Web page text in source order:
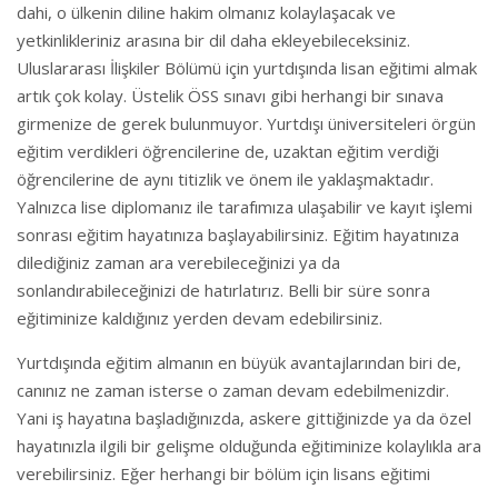
dahi, o ülkenin diline hakim olmanız kolaylaşacak ve
yetkinlikleriniz arasına bir dil daha ekleyebileceksiniz.
Uluslararası İlişkiler Bölümü için yurtdışında lisan eğitimi almak
artık çok kolay. Üstelik ÖSS sınavı gibi herhangi bir sınava
girmenize de gerek bulunmuyor. Yurtdışı üniversiteleri örgün
eğitim verdikleri öğrencilerine de, uzaktan eğitim verdiği
öğrencilerine de aynı titizlik ve önem ile yaklaşmaktadır.
Yalnızca lise diplomanız ile tarafımıza ulaşabilir ve kayıt işlemi
sonrası eğitim hayatınıza başlayabilirsiniz. Eğitim hayatınıza
dilediğiniz zaman ara verebileceğinizi ya da
sonlandırabileceğinizi de hatırlatırız. Belli bir süre sonra
eğitiminize kaldığınız yerden devam edebilirsiniz.
Yurtdışında eğitim almanın en büyük avantajlarından biri de,
canınız ne zaman isterse o zaman devam edebilmenizdir.
Yani iş hayatına başladığınızda, askere gittiğinizde ya da özel
hayatınızla ilgili bir gelişme olduğunda eğitiminize kolaylıkla ara
verebilirsiniz. Eğer herhangi bir bölüm için lisans eğitimi